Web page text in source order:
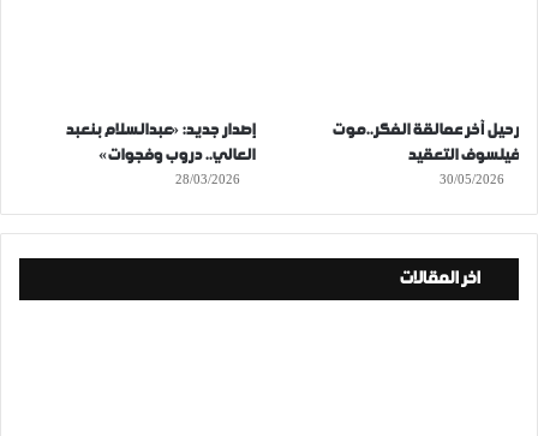
رحيل آخر عمالقة الفكر..موت
فيلسوف التعقيد
30/05/2026
إصدار جديد: «عبدالسلام بنعبد
العالي.. دروب وفجوات»
28/03/2026
اخر المقالات